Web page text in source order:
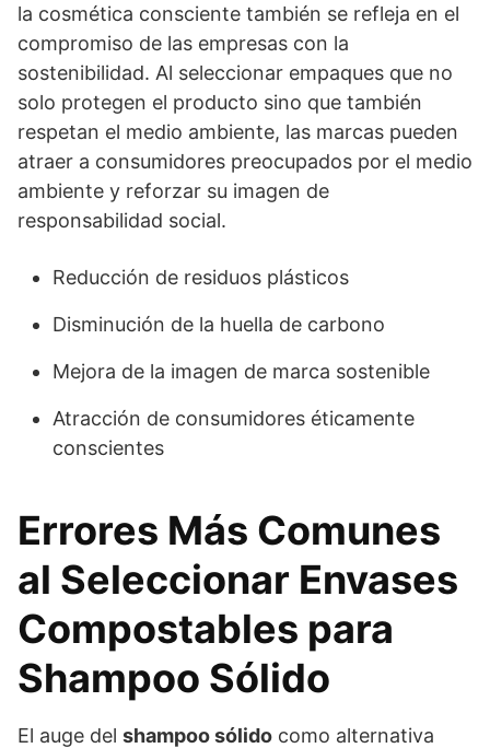
la cosmética consciente también se refleja en el
compromiso de las empresas con la
sostenibilidad. Al seleccionar empaques que no
solo protegen el producto sino que también
respetan el medio ambiente, las marcas pueden
atraer a consumidores preocupados por el medio
ambiente y reforzar su imagen de
responsabilidad social.
Reducción de residuos plásticos
Disminución de la huella de carbono
Mejora de la imagen de marca sostenible
Atracción de consumidores éticamente
conscientes
Errores Más Comunes
al Seleccionar Envases
Compostables para
Shampoo Sólido
El auge del shampoo sólido como alternativa